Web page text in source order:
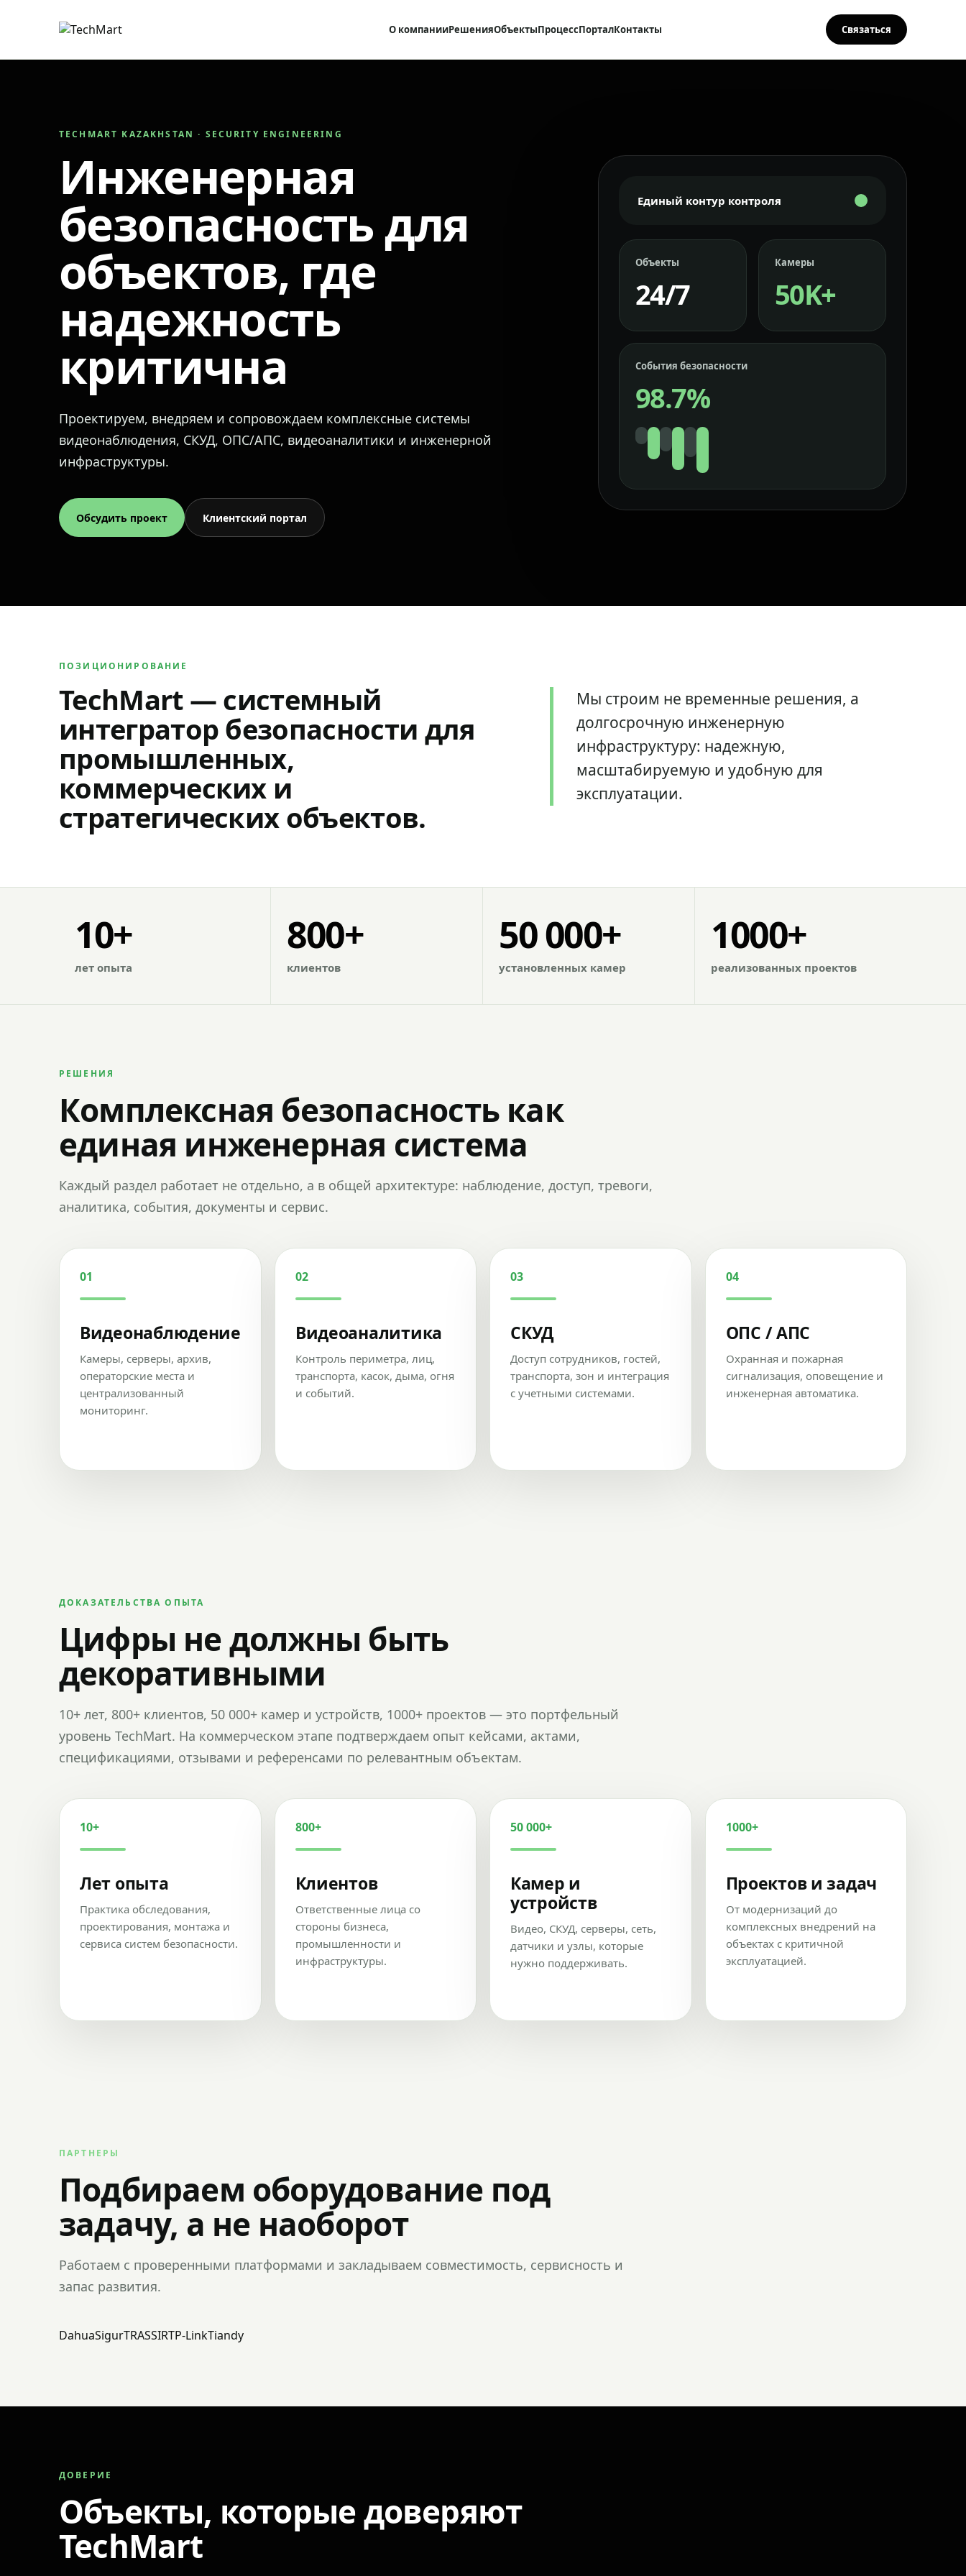
О компанииРешенияОбъектыПроцессПорталКонтакты Связаться
TECHMART KAZAKHSTAN · SECURITY ENGINEERING
Инженерная
безопасность для
объектов, где
надежность
критична
Проектируем, внедряем и сопровождаем комплексные системы
видеонаблюдения, СКУД, ОПС/АПС, видеоаналитики и инженерной
инфраструктуры.
Обсудить проект Клиентский портал
Единый контур контроля
Объекты
24/7
Камеры
50K+
События безопасности
98.7%
ПОЗИЦИОНИРОВАНИЕ
TechMart — системный
интегратор безопасности для
промышленных,
коммерческих и
стратегических объектов.
Мы строим не временные решения, а
долгосрочную инженерную
инфраструктуру: надежную,
масштабируемую и удобную для
эксплуатации.
10+
лет опыта
800+
клиентов
50 000+
установленных камер
1000+
реализованных проектов
РЕШЕНИЯ
Комплексная безопасность как
единая инженерная система
Каждый раздел работает не отдельно, а в общей архитектуре: наблюдение, доступ, тревоги,
аналитика, события, документы и сервис.
01
Видеонаблюдение
Камеры, серверы, архив,
операторские места и
централизованный
мониторинг.
02
Видеоаналитика
Контроль периметра, лиц,
транспорта, касок, дыма, огня
и событий.
03
СКУД
Доступ сотрудников, гостей,
транспорта, зон и интеграция
с учетными системами.
04
ОПС / АПС
Охранная и пожарная
сигнализация, оповещение и
инженерная автоматика.
ДОКАЗАТЕЛЬСТВА ОПЫТА
Цифры не должны быть
декоративными
10+ лет, 800+ клиентов, 50 000+ камер и устройств, 1000+ проектов — это портфельный
уровень TechMart. На коммерческом этапе подтверждаем опыт кейсами, актами,
спецификациями, отзывами и референсами по релевантным объектам.
10+
Лет опыта
Практика обследования,
проектирования, монтажа и
сервиса систем безопасности.
800+
Клиентов
Ответственные лица со
стороны бизнеса,
промышленности и
инфраструктуры.
50 000+
Камер и
устройств
Видео, СКУД, серверы, сеть,
датчики и узлы, которые
нужно поддерживать.
1000+
Проектов и задач
От модернизаций до
комплексных внедрений на
объектах с критичной
эксплуатацией.
ПАРТНЕРЫ
Подбираем оборудование под
задачу, а не наоборот
Работаем с проверенными платформами и закладываем совместимость, сервисность и
запас развития.
DahuaSigurTRASSIRTP-LinkTiandy
ДОВЕРИЕ
Объекты, которые доверяют
TechMart